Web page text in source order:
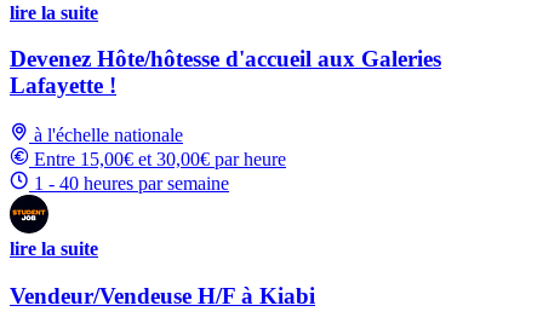
lire la suite
Devenez Hôte/hôtesse d'accueil aux Galeries
Lafayette !
à l'échelle nationale
Entre 15,00€ et 30,00€ par heure
1 - 40 heures par semaine
lire la suite
Vendeur/Vendeuse H/F à Kiabi